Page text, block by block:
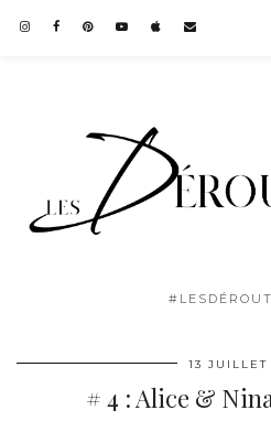
13 JUILLET
# 4 : Alice &